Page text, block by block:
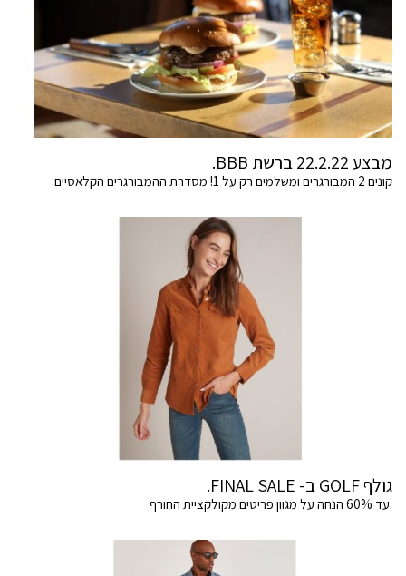
מבצע 22.2.22 ברשת BBB.
קונים 2 המבורגרים ומשלמים רק על 1! מסדרת ההמבורגרים הקלאסיים.
גולף GOLF ב- FINAL SALE.
עד 60% הנחה על מגוון פריטים מקולקציית החורף